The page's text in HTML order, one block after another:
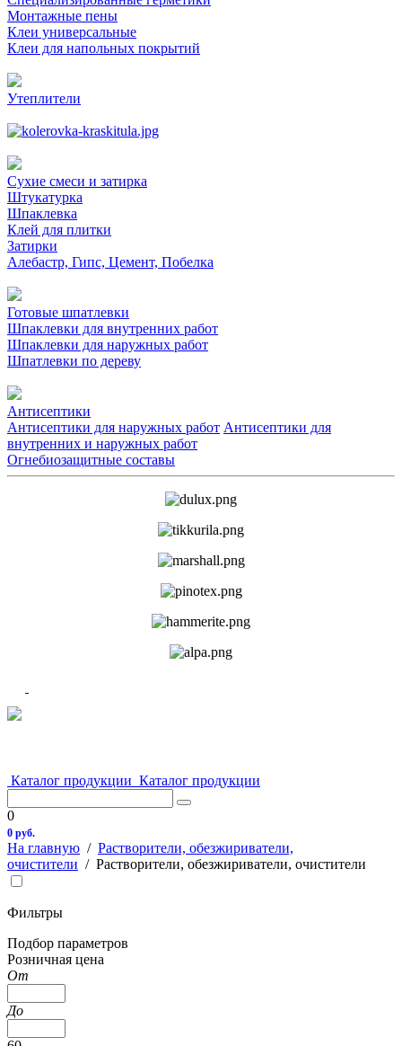
Монтажные пены
Клеи универсальные
Клеи для напольных покрытий
Утеплители
Сухие смеси и затирка
Штукатурка
Шпаклевка
Клей для плитки
Затирки
Алебастр, Гипс, Цемент, Побелка
Готовые шпатлевки
Шпаклевки для внутренних работ
Шпаклевки для наружных работ
Шпатлевки по дереву
Антисептики
Антисептики для наружных работ Антисептики для
внутренних и наружных работ
Огнебиозащитные составы
Каталог продукции Каталог продукции
0
0 руб.
На главную / Растворители, обезжириватели,
очистители / Растворители, обезжириватели, очистители
Фильтры
Подбор параметров
Розничная цена
От
До